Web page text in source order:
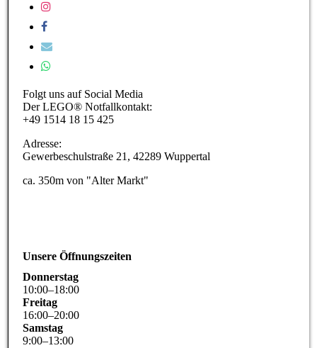
Folgt uns auf Social Media
Der LEGO® Notfallkontakt:
+49 1514 18 15 425
Adresse:
Gewerbeschulstraße 21, 42289 Wuppertal
ca. 350m von "Alter Markt"
Unsere Öffnungszeiten
Donnerstag
10:00–18:00
Freitag
16:00–20:00
Samstag
9:00–13:00